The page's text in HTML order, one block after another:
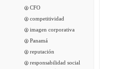
CFO
competitividad
imagen corporativa
Panamá
reputación
responsabilidad social